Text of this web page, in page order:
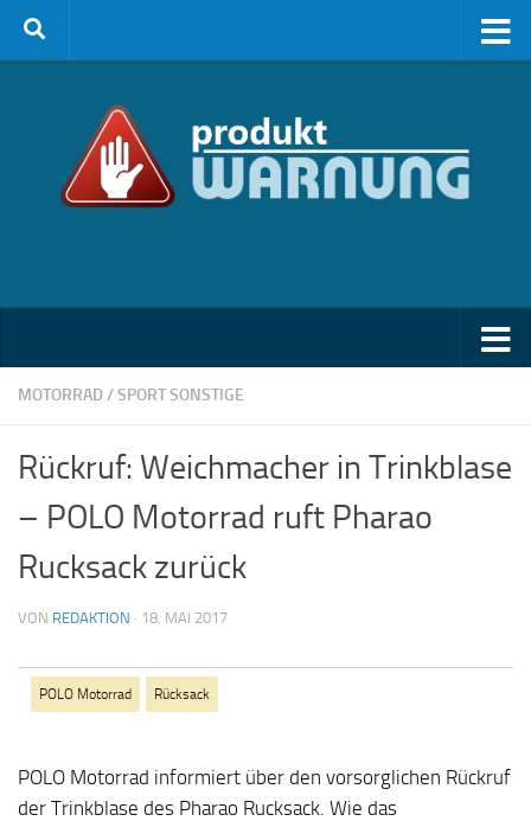
Zum Inhalt springen
MOTORRAD /SPORT SONSTIGE
Rückruf: Weichmacher in Trinkblase
– POLO Motorrad ruft Pharao
Rucksack zurück
VON REDAKTION · 18. MAI 2017
POLO Motorrad Rücksack
POLO Motorrad informiert über den vorsorglichen Rückruf
der Trinkblase des Pharao Rucksack. Wie das